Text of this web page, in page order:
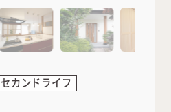
セカンドライフ